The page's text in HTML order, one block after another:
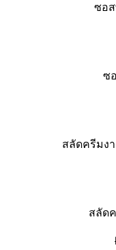
ซอส
ซ
สลัดครีมง
สลัด